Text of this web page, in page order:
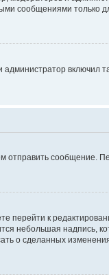
сообщениями только
включил
сообщение.
перейти к
небольшая надпись,
о сделанных